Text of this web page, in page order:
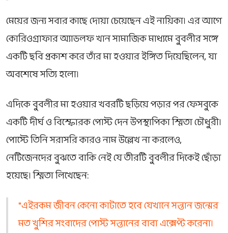
মেয়ের জন্য সবার কাছে দোয়া চেয়েছেন এই নায়িকা। এর আগে
কোরিওগ্রাফার অ্যাডলফ খান সামাজিক মাধ্যমে বুবলীর সঙ্গে
একটি ছবি প্রকাশ করে তাঁর মা হওয়ার ইঙ্গিত দিয়েছিলেন, যা
অবশেষে সত্যি হলো।
এদিকে বুবলীর মা হওয়ার খবরটি ছড়িয়ে পড়ার পর ফেসবুকে
একটি দীর্ঘ ও বিস্ফোরক পোস্ট দেন উপস্থাপিকা স্মিতা চৌধুরী।
পোস্টে তিনি সরাসরি কারও নাম উল্লেখ না করলেও,
নেটিজেনদের বুঝতে বাকি নেই যে তীরটি বুবলীর দিকেই ছোঁড়া
হয়েছে। স্মিতা লিখেছেন:
"এইরকম জীবন কেনো কাটাতে হবে যেখানে সন্তান জন্মের
মত খুশির সংবাদের পোস্ট সন্তানের বাবা এক্সেপ্ট করেনা।